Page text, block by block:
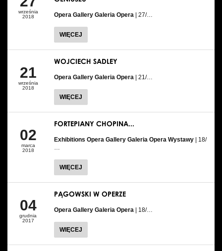
września
2018
Opera Gallery Galeria Opera | 27/…
WIĘCEJ
21
września
2018
WOJCIECH SADLEY
Opera Gallery Galeria Opera | 21/…
WIĘCEJ
02
marca
2018
FORTEPIANY CHOPINA...
Exhibitions Opera Gallery Galeria Opera Wystawy | 18/
WIĘCEJ
04
grudnia
2017
PĄGOWSKI W OPERZE
Opera Gallery Galeria Opera | 18/…
WIĘCEJ